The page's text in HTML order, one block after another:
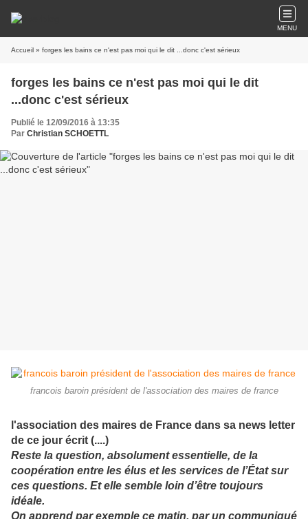
MENU
Accueil » forges les bains ce n'est pas moi qui le dit ...donc c'est sérieux
forges les bains ce n'est pas moi qui le dit
...donc c'est sérieux
Publié le 12/09/2016 à 13:35
Par Christian SCHOETTL
francois baroin président de l'association des maires de france
l'association des maires de France dans sa news letter
de ce jour écrit (....)
Reste la question, absolument essentielle, de la
coopération entre les élus et les services de l’État sur
ces questions. Et elle semble loin d’être toujours
idéale.
On apprend par exemple ce matin, par un communiqué